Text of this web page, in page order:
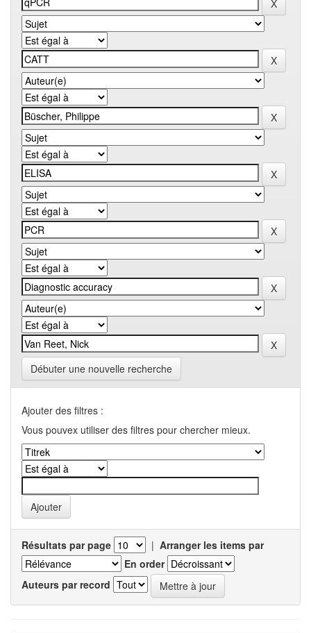
Débuter une nouvelle recherche
Ajouter des filtres :
Vous pouvex utiliser des filtres pour chercher mieux.
Résultats par page | Arranger les items par
En order
Auteurs par record